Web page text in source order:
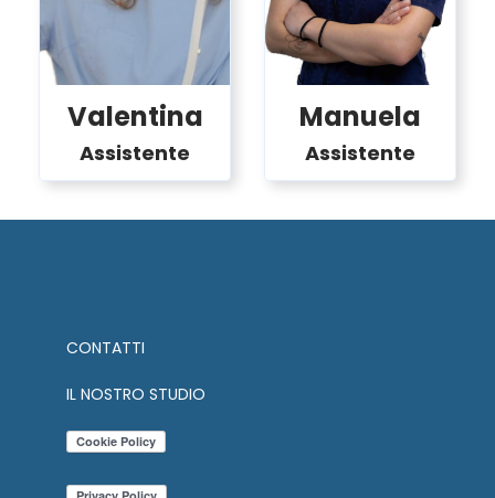
Valentina
Assistente
Manuela
Assistente
CONTATTI
IL NOSTRO STUDIO